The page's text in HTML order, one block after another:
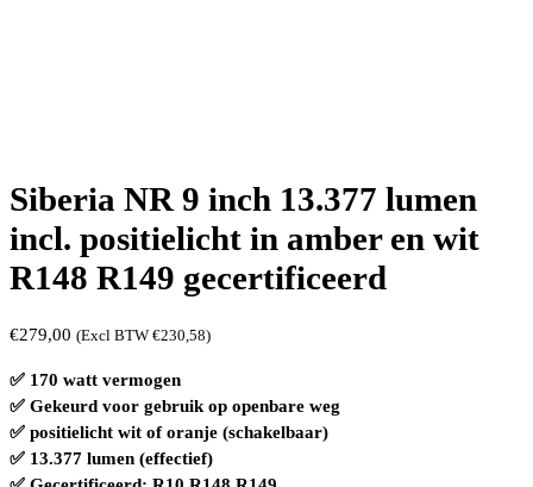
Siberia NR 9 inch 13.377 lumen
incl. positielicht in amber en wit
R148 R149 gecertificeerd
€279,00 (Excl BTW €230,58)
✅ 170 watt vermogen
✅ Gekeurd voor gebruik op openbare weg
✅ positielicht wit of oranje (schakelbaar)
✅ 13.377 lumen (effectief)